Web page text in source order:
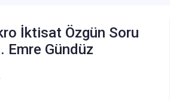
İktisat Özgün Soru
Emre Gündüz